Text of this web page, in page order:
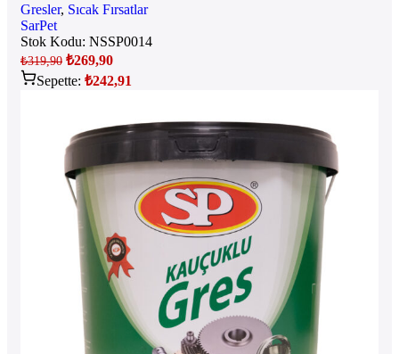
Gresler, Sıcak Fırsatlar
SarPet
Stok Kodu: NSSP0014
₺319,90 ₺269,90
Sepette: ₺242,91